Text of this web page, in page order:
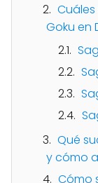
Goku en
Qué
y cómo
Cómo